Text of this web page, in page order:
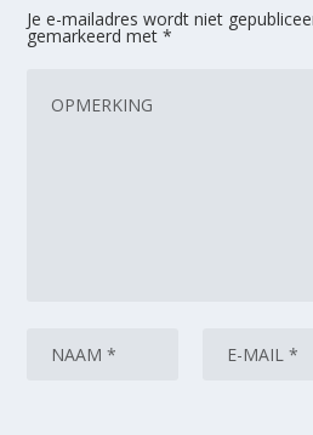
Je e-mailadres wordt niet
gemarkeerd met*